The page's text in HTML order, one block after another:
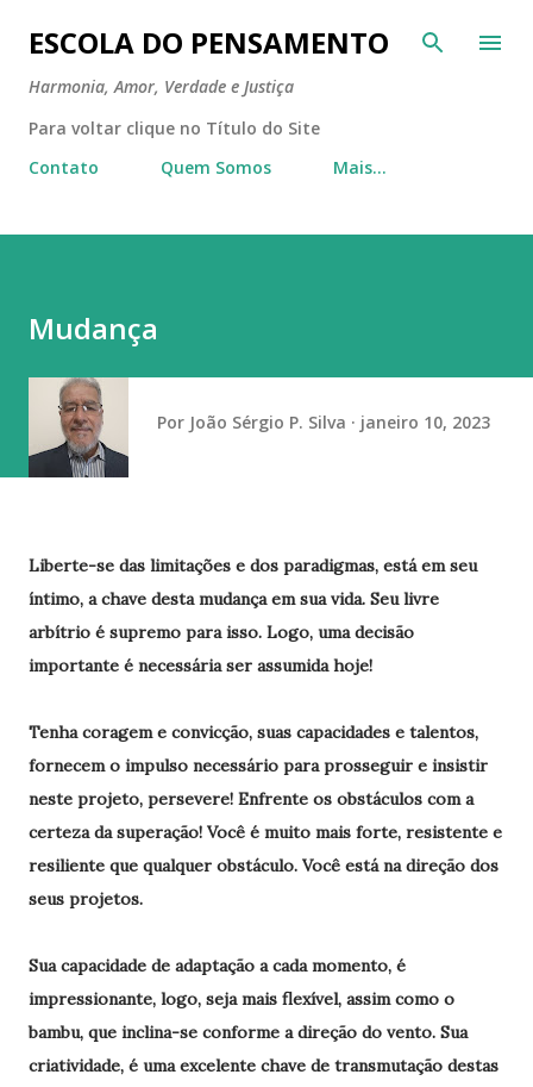
Pular para o conteúdo principal
ESCOLA DO PENSAMENTO
Harmonia, Amor, Verdade e Justiça
Para voltar clique no Título do Site
Contato
Quem Somos Mais…
Mudança
Por João Sérgio P. Silva janeiro 10, 2023
Liberte-se das limitações e dos paradigmas, está em seu
íntimo, a chave desta mudança em sua vida. Seu livre
arbítrio é supremo para isso. Logo, uma decisão
importante é necessária ser assumida hoje!
Tenha coragem e convicção, suas capacidades e talentos,
fornecem o impulso necessário para prosseguir e insistir
neste projeto, persevere! Enfrente os obstáculos com a
certeza da superação! Você é muito mais forte, resistente e
resiliente que qualquer obstáculo. Você está na direção dos
seus projetos.
Sua capacidade de adaptação a cada momento, é
impressionante, logo, seja mais flexível, assim como o
bambu, que inclina-se conforme a direção do vento. Sua
criatividade, é uma excelente chave de transmutação destas